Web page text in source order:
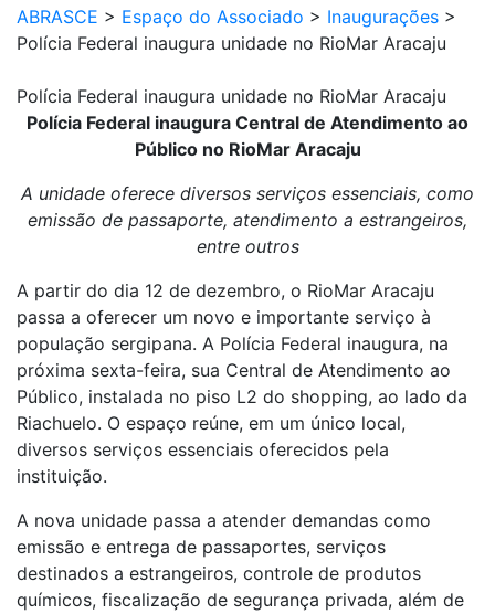
ABRASCE > Espaço do Associado > Inaugurações >
Polícia Federal inaugura unidade no RioMar Aracaju
Polícia Federal inaugura unidade no RioMar Aracaju
Polícia Federal inaugura Central de Atendimento ao
Público no RioMar Aracaju
A unidade oferece diversos serviços essenciais, como
emissão de passaporte, atendimento a estrangeiros,
entre outros
A partir do dia 12 de dezembro, o RioMar Aracaju
passa a oferecer um novo e importante serviço à
população sergipana. A Polícia Federal inaugura, na
próxima sexta-feira, sua Central de Atendimento ao
Público, instalada no piso L2 do shopping, ao lado da
Riachuelo. O espaço reúne, em um único local,
diversos serviços essenciais oferecidos pela
instituição.
A nova unidade passa a atender demandas como
emissão e entrega de passaportes, serviços
destinados a estrangeiros, controle de produtos
químicos, fiscalização de segurança privada, além de